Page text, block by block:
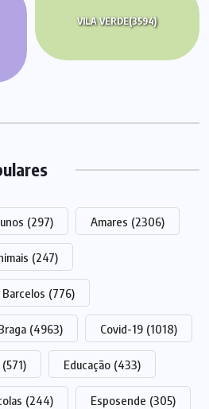
VILA VERDE(3594)
(297) Amares (2306)
(247)
Barcelos (776)
(4963) Covid-19 (1018)
(571) Educação (433)
(244) Esposende (305)